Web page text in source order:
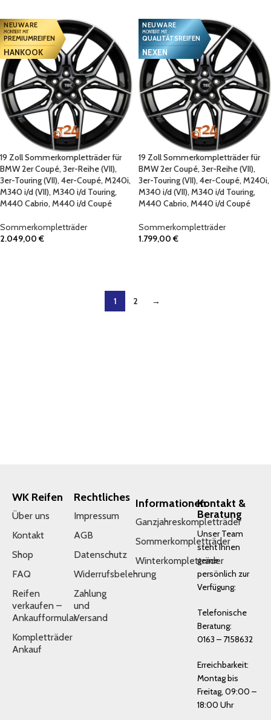
NEUWARE
MONTIERT MIT
PREMIUMREIFEN
HANKOOK
19 Zoll Sommerkompletträder für
BMW 2er Coupé, 3er-Reihe (VII),
3er-Touring (VII), 4er-Coupé, M240i,
M340 i/d (VII), M340 i/d Touring,
M440 Cabrio, M440 i/d Coupé
Sommerkompletträder
2.049,00€
NEUWARE
MONTIERT MIT
QUALITÄTSREIFEN
NEXEN
19 Zoll Sommerkompletträder für
BMW 2er Coupé, 3er-Reihe (VII),
3er-Touring (VII), 4er-Coupé, M240i,
M340 i/d (VII), M340 i/d Touring,
M440 Cabrio, M440 i/d Coupé
Sommerkompletträder
1.799,00€
1 2 →
WK Reifen
Über uns
Kontakt
Shop
FAQ
Reifen
verkaufen –
Ankaufformular
Kompletträder
Ankauf
Rechtliches
Impressum
AGB
Datenschutz
Widerrufsbelehrung
Zahlung
und
Versand
Informationen
Ganzjahreskompletträder
Sommerkompletträder
Winterkompletträder
Kontakt &
Beratung
Unser Team
steht Ihnen
gerne
persönlich zur
Verfügung:
Telefonische
Beratung:
0163 – 7158632
Erreichbarkeit:
Montag bis
Freitag, 09:00 –
18:00 Uhr